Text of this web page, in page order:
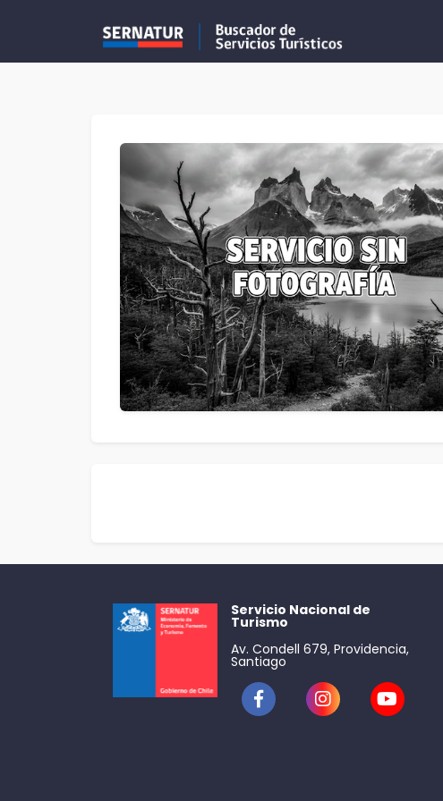
Servicio Nacional de
Turismo
Av. Condell 679, Providencia,
Santiago